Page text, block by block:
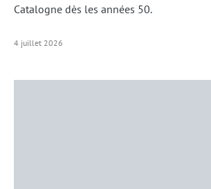
Catalogne dès les années 50.
4 juillet 2026